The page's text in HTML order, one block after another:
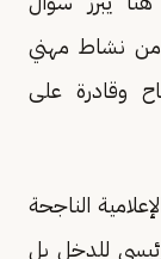
من نشاط مهني
وقادرة على
الناجحة
للدخل بل